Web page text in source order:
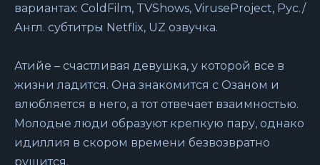
вариантах: ColdFilm, TVShows, ViruseProject, Рус./
Англ. субтитры Netflix, UZ озвучка.
Атийе – счастливая девушка, у которой все в
жизни ладится. Она знакомится с Озаном и
влюбляется в него, а тот отвечает взаимностью.
Молодые люди образуют крепкую пару, однако
идиллия в скором времени безвозвратно
рушится.